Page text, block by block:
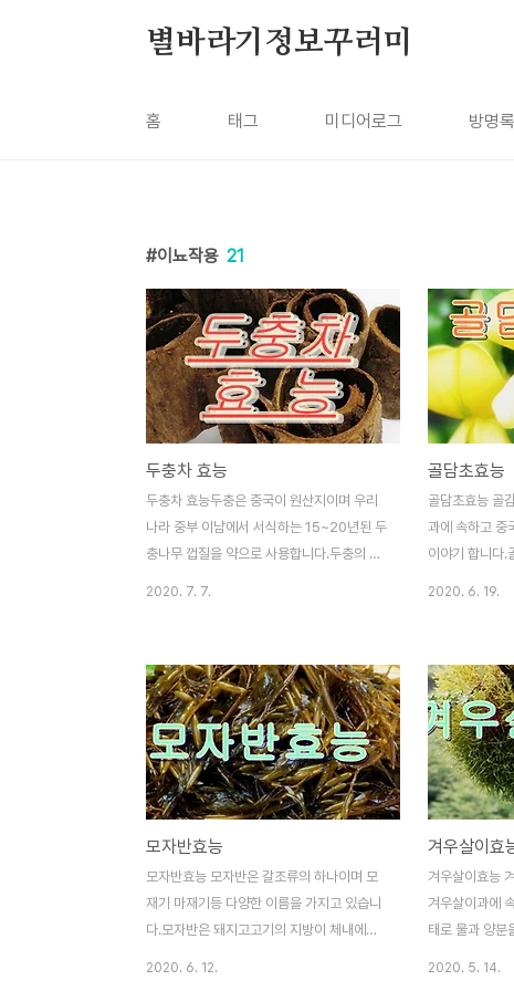
별바라기정보꾸러미
홈 태그 미디어로그 방명록
이뇨작용 21
두충차 효능
두충차 효능두충은 중국이 원산지이며 우리
나라 중부 이남에서 서식하는 15~20년된 두
충나무 껍질을 약으로 사용합니다.두충의 잎
신장의 기능을 촉진하기도 합니다.그럼 두충
차의 효능을 자세일 알아 보겠습니다 두충차
효능 1.혈관질환 개선두충차 효능 첫번째는
혈관질환 개선에 도움이 되는 것입니다.두충
차는 혈관안의 콜레스테롤 수치가 많아지며
혈액순환도 어려워지고 혈압 수치 또한 높아
지면 발병 할수가 있습니다.두충차에는 피노
레니롤과 다이글루코사이드 성분이 들어 있
어서 체내의 콜레스테롤 배출을 도와 주어 혈
관을 확장시켜 줍니다. 2.심장 기능 강화두충
2020. 7. 7.
골담초효능
골담초효능 골
과에 속하고 중
이야기 합니다.
을 골담근 금작
심 이요작용을
골담초 효능을
혈관질환에 효
가 있습니다.골
파코스테롤 등
있습니다.이 성
를 낮추어 줍니
선에 도움이 됩
전방지에도 도
2020. 6. 19.
모자반효능
모자반효능 모자반은 갈조류의 하나이며 모
재기 마재기등 다양한 이름을 가지고 있습니
다.모자반은 돼지고고기의 지방이 체내에서
2020. 6. 12.
겨우살이효
겨우살이효능
겨우살이과에
태로 물과 양분
2020. 5. 14.